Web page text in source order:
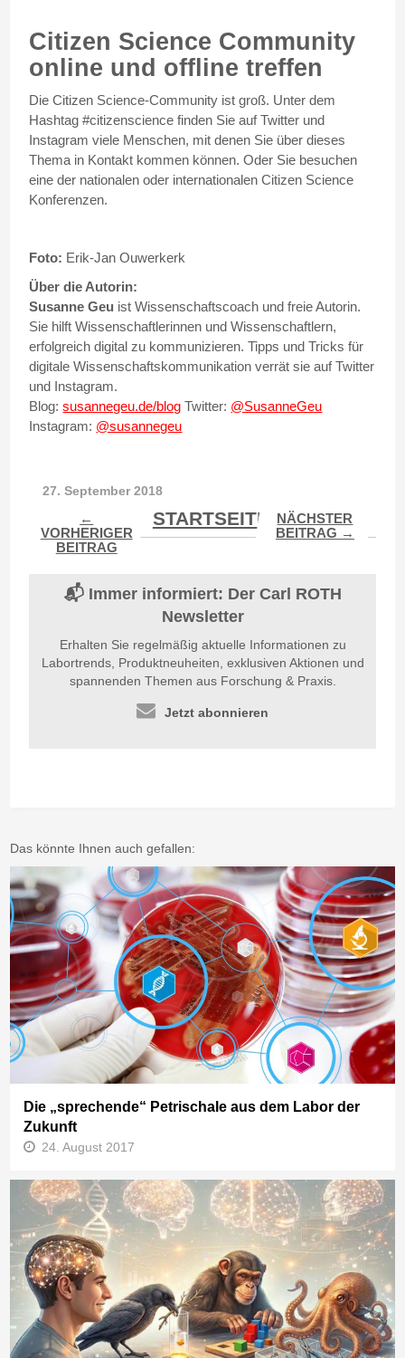
Citizen Science Community
online und offline treffen
Die Citizen Science-Community ist groß. Unter dem
Hashtag #citizenscience finden Sie auf Twitter und
Instagram viele Menschen, mit denen Sie über dieses
Thema in Kontakt kommen können. Oder Sie besuchen
eine der nationalen oder internationalen Citizen Science
Konferenzen.
Foto: Erik-Jan Ouwerkerk
Über die Autorin:
Susanne Geu ist Wissenschaftscoach und freie Autorin.
Sie hilft Wissenschaftlerinnen und Wissenschaftlern,
erfolgreich digital zu kommunizieren. Tipps und Tricks für
digitale Wissenschaftskommunikation verrät sie auf Twitter
und Instagram.
Blog:susannegeu.de/blog Twitter: @SusanneGeu
Instagram: @susannegeu
27. September 2018
←
VORHERIGER
BEITRAG
STARTSEITE
NÄCHSTER
BEITRAG →
📬 Immer informiert: Der Carl ROTH
Newsletter
Erhalten Sie regelmäßig aktuelle Informationen zu
Labortrends, Produktneuheiten, exklusiven Aktionen und
spannenden Themen aus Forschung & Praxis.
Jetzt abonnieren
Das könnte Ihnen auch gefallen:
Die „sprechende“ Petrischale aus dem Labor der
Zukunft
24. August 2017